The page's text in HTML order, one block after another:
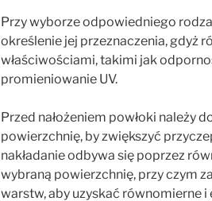
Przy wyborze odpowiedniego
określenie jej przeznaczenia, gdyż
właściwościami, takimi jak
promieniowanie UV.
Przed nałożeniem powłoki należy
powierzchnię, by zwiększyć
nakładanie odbywa się poprzez
wybraną powierzchnię, przy czym
warstw, aby uzyskać równomierne